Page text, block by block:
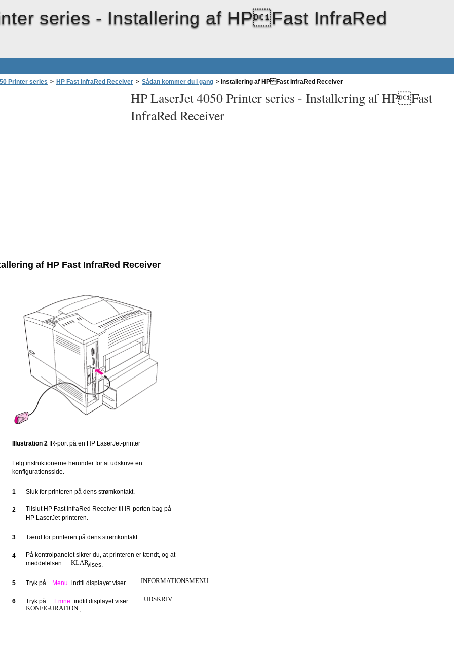
series - Installering af HPFast InfraRed
Printer series > HP Fast InfraRed Receiver > Sådan kommer du i gang > Installering af HPFast InfraRed Receiver
HP LaserJet 4050 Printer series - Installering af HPFast
InfraRed Receiver
af HP Fast InfraRed Receiver
Illustration 2 IR-port på en HP LaserJet-printer
Følg instruktionerne herunder for at udskrive en
konfigurationsside.
1 Sluk for printeren på dens strømkontakt.
2
Tilslut HP Fast InfraRed Receiver til IR-porten bag på
HP LaserJet-printeren.
3 Tænd for printeren på dens strømkontakt.
4
På kontrolpanelet sikrer du, at printeren er tændt, og at
meddelelsen
KLARvises.
5 Tryk på Menu indtil displayet viser INFORMATIONSMENU
.
6 Tryk på Emne indtil displayet viser
UDSKRIV
KONFIGURATION .